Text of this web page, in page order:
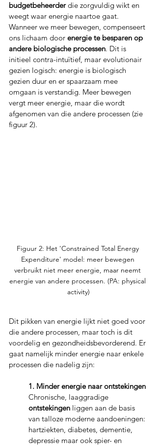
budgetbeheerder die zorgvuldig wikt en
weegt waar energie naartoe gaat.
Wanneer we meer bewegen, compenseert
ons lichaam door energie te besparen op
andere biologische processen. Dit is
initieel contra-intuïtief, maar evolutionair
gezien logisch: energie is biologisch
gezien duur en er spaarzaam mee
omgaan is verstandig. Meer bewegen
vergt meer energie, maar die wordt
afgenomen van die andere processen (zie
figuur 2).
Figuur 2: Het 'Constrained Total Energy
Expenditure' model: meer bewegen
verbruikt niet meer energie, maar neemt
energie van andere processen. (PA: physical
activity)
Dit pikken van energie lijkt niet goed voor
die andere processen, maar toch is dit
voordelig en gezondheidsbevorderend. Er
gaat namelijk minder energie naar enkele
processen die nadelig zijn:
1. Minder energie naar ontstekingen
Chronische, laaggradige
ontstekingen liggen aan de basis
van talloze moderne aandoeningen:
hartziekten, diabetes, dementie,
depressie maar ook spier- en